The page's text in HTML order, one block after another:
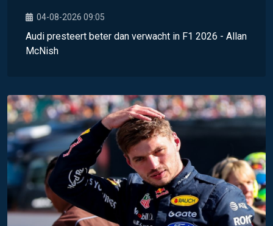
04-08-2026 09:05
Audi presteert beter dan verwacht in F1 2026 - Allan
McNish